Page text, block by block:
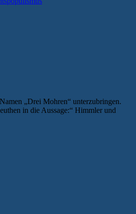
„Drei Mohren“ unterzubringen.
in die Aussage:“ Himmler und